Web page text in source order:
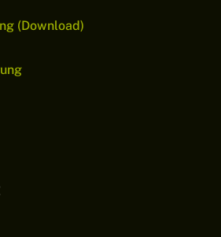
(Download)